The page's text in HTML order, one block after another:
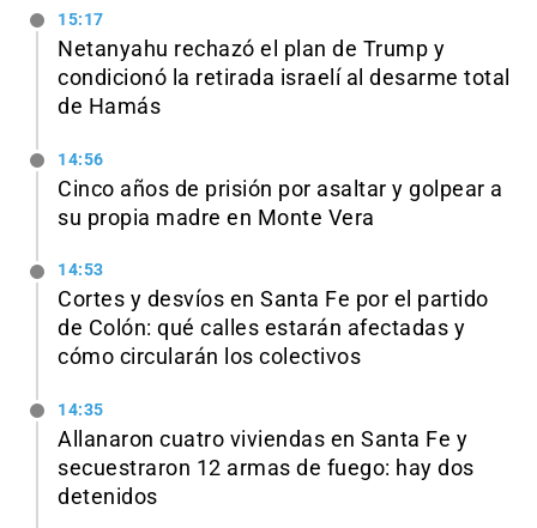
15:17
Netanyahu rechazó el plan de Trump y
condicionó la retirada israelí al desarme total
de Hamás
14:56
Cinco años de prisión por asaltar y golpear a
su propia madre en Monte Vera
14:53
Cortes y desvíos en Santa Fe por el partido
de Colón: qué calles estarán afectadas y
cómo circularán los colectivos
14:35
Allanaron cuatro viviendas en Santa Fe y
secuestraron 12 armas de fuego: hay dos
detenidos